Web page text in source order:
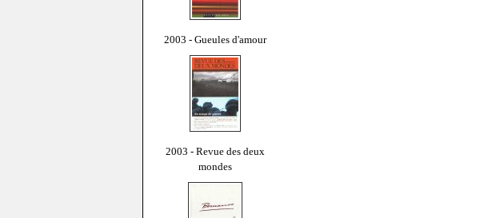
2003 - Gueules d'amour
2003 - Revue des deux
mondes